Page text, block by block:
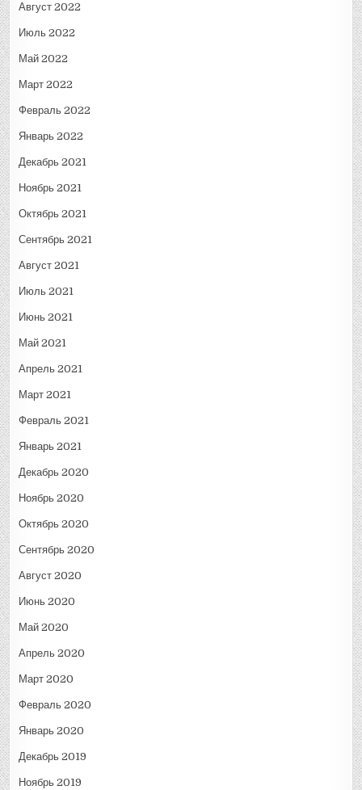
Август 2022
Июль 2022
Май 2022
Март 2022
Февраль 2022
Январь 2022
Декабрь 2021
Ноябрь 2021
Октябрь 2021
Сентябрь 2021
Август 2021
Июль 2021
Июнь 2021
Май 2021
Апрель 2021
Март 2021
Февраль 2021
Январь 2021
Декабрь 2020
Ноябрь 2020
Октябрь 2020
Сентябрь 2020
Август 2020
Июнь 2020
Май 2020
Апрель 2020
Март 2020
Февраль 2020
Январь 2020
Декабрь 2019
Ноябрь 2019